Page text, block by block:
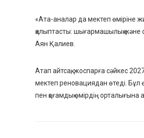
«Ата-аналар да мектеп өміріне
қалыптасты: шығармашылық және
Аян Қалиев.
Атап айтсақ, жоспарға сәйкес
мектеп реновациядан өтеді. Бұл
пен қоғамдық өмірдің